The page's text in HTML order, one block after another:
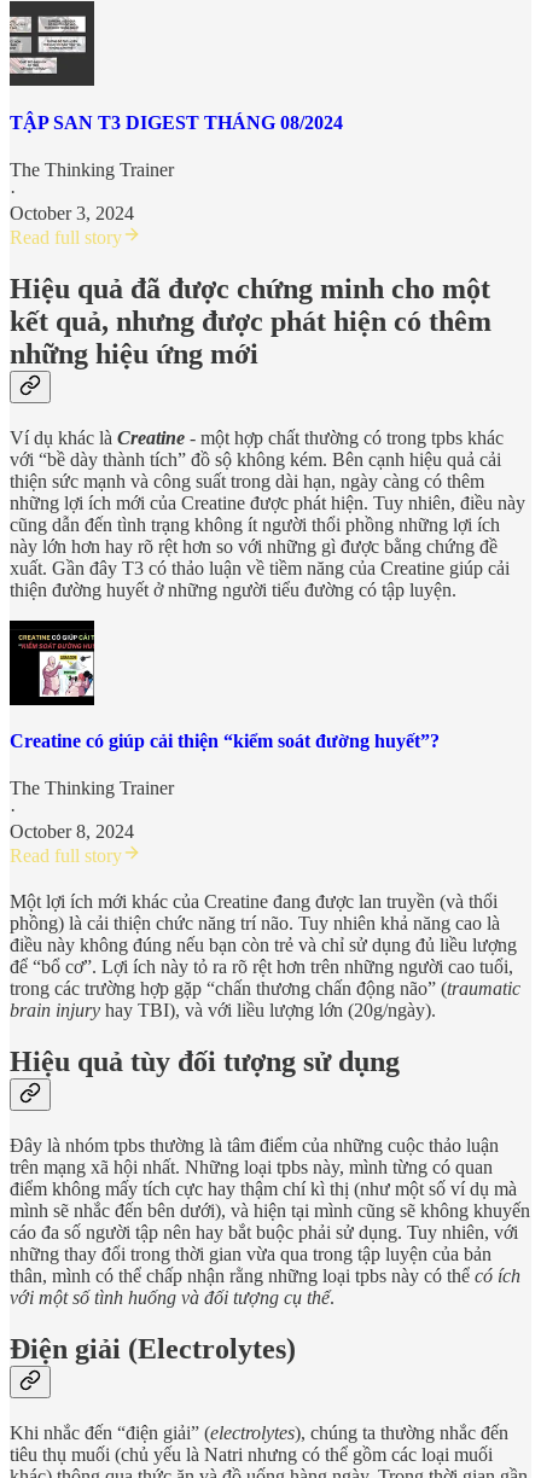
TẬP SAN T3 DIGEST THÁNG 08/2024
The Thinking Trainer
·
October 3, 2024
Read full story
Hiệu quả đã được chứng minh cho một
kết quả, nhưng được phát hiện có thêm
những hiệu ứng mới
Ví dụ khác là Creatine - một hợp chất thường có trong tpbs khác
với “bề dày thành tích” đồ sộ không kém. Bên cạnh hiệu quả cải
thiện sức mạnh và công suất trong dài hạn, ngày càng có thêm
những lợi ích mới của Creatine được phát hiện. Tuy nhiên, điều này
cũng dẫn đến tình trạng không ít người thổi phồng những lợi ích
này lớn hơn hay rõ rệt hơn so với những gì được bằng chứng đề
xuất. Gần đây T3 có thảo luận về tiềm năng của Creatine giúp cải
thiện đường huyết ở những người tiểu đường có tập luyện.
Creatine có giúp cải thiện “kiểm soát đường huyết”?
The Thinking Trainer
·
October 8, 2024
Read full story
Một lợi ích mới khác của Creatine đang được lan truyền (và thổi
phồng) là cải thiện chức năng trí não. Tuy nhiên khả năng cao là
điều này không đúng nếu bạn còn trẻ và chỉ sử dụng đủ liều lượng
để “bổ cơ”. Lợi ích này tỏ ra rõ rệt hơn trên những người cao tuổi,
trong các trường hợp gặp “chấn thương chấn động não” (traumatic
brain injury hay TBI), và với liều lượng lớn (20g/ngày).
Hiệu quả tùy đối tượng sử dụng
Đây là nhóm tpbs thường là tâm điểm của những cuộc thảo luận
trên mạng xã hội nhất. Những loại tpbs này, mình từng có quan
điểm không mấy tích cực hay thậm chí kì thị (như một số ví dụ mà
mình sẽ nhắc đến bên dưới), và hiện tại mình cũng sẽ không khuyến
cáo đa số người tập nên hay bắt buộc phải sử dụng. Tuy nhiên, với
những thay đổi trong thời gian vừa qua trong tập luyện của bản
thân, mình có thể chấp nhận rằng những loại tpbs này có thể có ích
với một số tình huống và đối tượng cụ thể.
Điện giải (Electrolytes)
Khi nhắc đến “điện giải” (electrolytes), chúng ta thường nhắc đến
tiêu thụ muối (chủ yếu là Natri nhưng có thể gồm các loại muối